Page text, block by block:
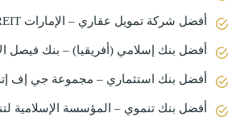
أفضل شركة تمويل عقاري – الإمارات REIT
أفضل بنك إسلامي (أفريقيا) – بنك فيصل
أفضل بنك استثماري – مجموعة جي إف
أفضل بنك تنموي – المؤسسة الإسلامية